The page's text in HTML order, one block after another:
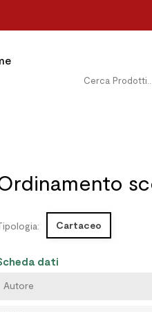
Cartaceo
dati
Autore